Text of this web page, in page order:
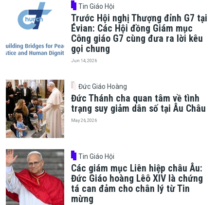
Tin Giáo Hội
Trước Hội nghị Thượng đỉnh G7 tại
Évian: Các Hội đồng Giám mục
Công giáo G7 cùng đưa ra lời kêu
gọi chung
Jun 14, 2026
Đức Giáo Hoàng
Đức Thánh cha quan tâm về tình
trạng suy giảm dân số tại Âu Châu
May 26, 2026
Tin Giáo Hội
Các giám mục Liên hiệp châu Âu:
Đức Giáo hoàng Lêô XIV là chứng
tá can đảm cho chân lý từ Tin
mừng